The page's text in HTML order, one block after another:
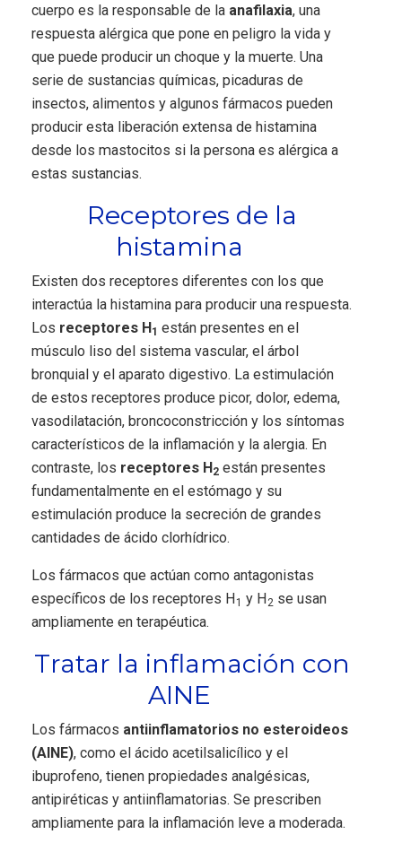
cuerpo es la responsable de la anafilaxia, una
respuesta alérgica que pone en peligro la vida y
que puede producir un choque y la muerte. Una
serie de sustancias químicas, picaduras de
insectos, alimentos y algunos fármacos pueden
producir esta liberación extensa de histamina
desde los mastocitos si la persona es alérgica a
estas sustancias.
Receptores de la
histamina
Existen dos receptores diferentes con los que
interactúa la histamina para producir una respuesta.
Los receptores H1 están presentes en el
músculo liso del sistema vascular, el árbol
bronquial y el aparato digestivo. La estimulación
de estos receptores produce picor, dolor, edema,
vasodilatación, broncoconstricción y los síntomas
característicos de la inflamación y la alergia. En
contraste, los receptores H2 están presentes
fundamentalmente en el estómago y su
estimulación produce la secreción de grandes
cantidades de ácido clorhídrico.
Los fármacos que actúan como antagonistas
específicos de los receptores H1 y H2 se usan
ampliamente en terapéutica.
Tratar la inflamación con
AINE
Los fármacos antiinflamatorios no esteroideos
(AINE), como el ácido acetilsalicílico y el
ibuprofeno, tienen propiedades analgésicas,
antipiréticas y antiinflamatorias. Se prescriben
ampliamente para la inflamación leve a moderada.